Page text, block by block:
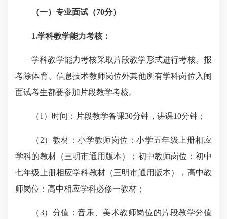
（一） 专业面试（70分）
1.学科教学能力考核：
学科教学能力考核采取片段教学形式进行考核。报
考除体育、信息技术教师岗位外其他所有学科岗位入闱
面试考生都要参加片段教学考核。
（1）时间：片段教学备课30分钟，讲课10分钟；
（2）教材：小学教师岗位：小学五年级上册相应
学科的教材（三明市通用版本）；初中教师岗位：初中
七年级上册相应学科教材（三明市通用版本），高中教
师岗位：高中相应学科必修一教材；
（3）分值：音乐、美术教师岗位的片段教学分值